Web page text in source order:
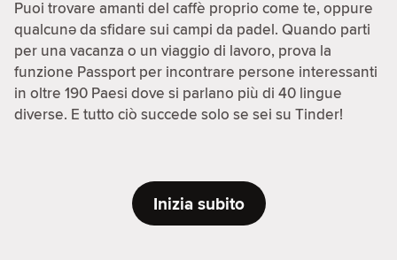
Puoi trovare amanti del caffè proprio come te, oppure
qualcunə da sfidare sui campi da padel. Quando parti
per una vacanza o un viaggio di lavoro, prova la
funzione Passport per incontrare persone interessanti
in oltre 190 Paesi dove si parlano più di 40 lingue
diverse. E tutto ciò succede solo se sei su Tinder!
Inizia subito